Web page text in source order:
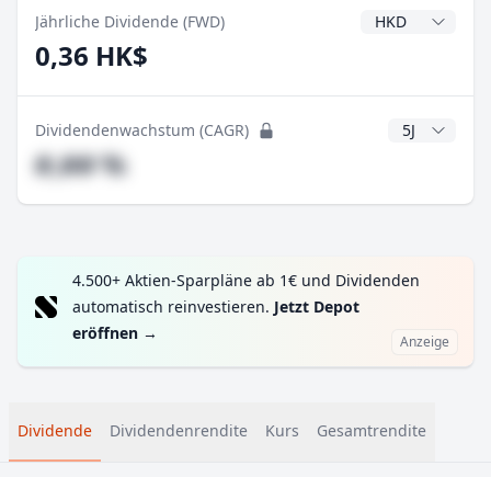
Jährliche Dividende (FWD)
0,36 HK$
Dividendenwachstum (CAGR) CAGR Jahre
#,## %
4.500+ Aktien-Sparpläne ab 1€ und Dividenden
automatisch reinvestieren. Jetzt Depot
eröffnen → Anzeige
Dividende Dividendenrendite Kurs Gesamtrendite